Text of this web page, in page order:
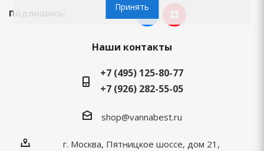
Подпишись:
Наши контакты
+7 (495) 125-80-77
+7 (926) 282-55-05
shop@vannabest.ru
г. Москва, Пятницкое шоссе, дом 21,
Принять